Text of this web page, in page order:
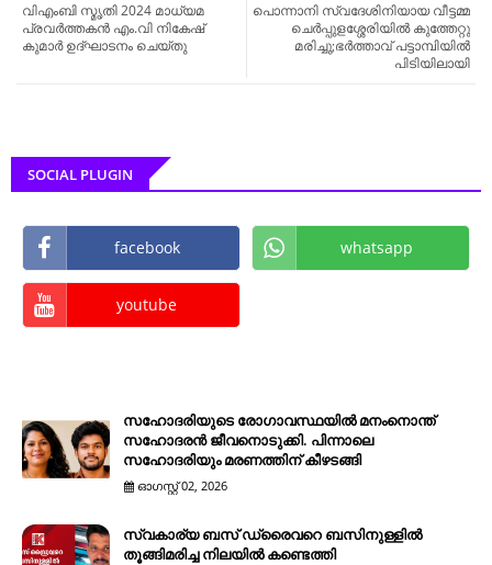
പൊന്നാനി സ്വദേശിനിയായ വീട്ടമ്മ
ചെർപ്പുളശ്ശേരിയിൽ കുത്തേറ്റു
മരിച്ചു;ഭർത്താവ് പട്ടാമ്പിയിൽ
പിടിയിലായി
വിഎംബി സ്മൃതി 2024 മാധ്യമ
പ്രവർത്തകൻ എം.വി നികേഷ്
കുമാർ ഉദ്ഘാടനം ചെയ്തു
SOCIAL PLUGIN
facebook whatsapp
youtube
സഹോദരിയുടെ രോഗാവസ്ഥയിൽ മനംനൊന്ത്
സഹോദരൻ ജീവനൊടുക്കി. പിന്നാലെ
സഹോദരിയും മരണത്തിന് കീഴടങ്ങി
ഓഗസ്റ്റ് 02, 2026
സ്വകാര്യ ബസ് ഡ്രൈവറെ ബസിനുള്ളിൽ
തൂങ്ങിമരിച്ച നിലയിൽ കണ്ടെത്തി